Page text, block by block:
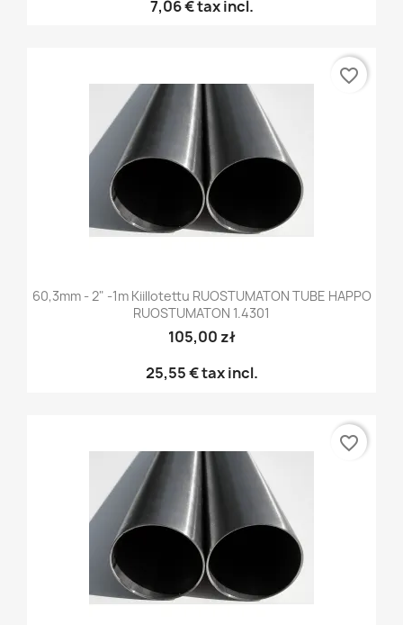
7,06 €tax incl.
60,3mm - 2" -1m Kiillotettu RUOSTUMATON TUBE HAPPO
RUOSTUMATON 1.4301
105,00 zł
25,55 €tax incl.
favorite_border
favorite_border